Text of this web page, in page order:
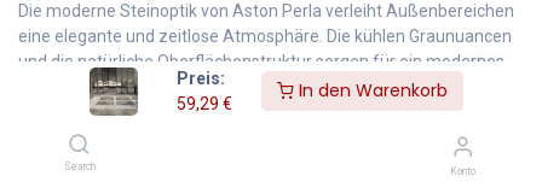
Preis:
59,29 €
In den Warenkorb
Search Konto
Die moderne Steinoptik von Aston Perla verleiht Außenbereichen
eine elegante und zeitlose Atmosphäre. Die kühlen Graunuancen
und die natürliche Oberflächenstruktur sorgen für ein modernes
Gesamtbild und lassen Terrassen besonders hochwertig wirken.
✅ moderne Steinoptik in edlem Grau
✅ perfekt für Terrasse, Garten & Outdoor-Lounges